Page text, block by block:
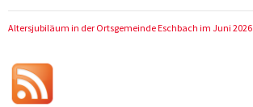
Altersjubiläum in der Ortsgemeinde Eschbach im Juni 2026